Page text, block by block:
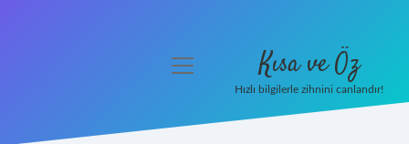
menüyü
Kısa ve Öz
Hızlı bilgilerle zihnini canlandır!